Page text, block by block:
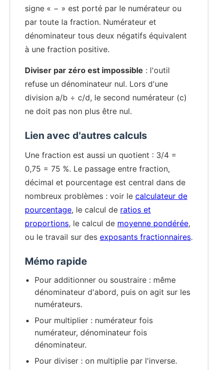
signe « − » est porté par le numérateur ou
par toute la fraction. Numérateur et
dénominateur tous deux négatifs équivalent
à une fraction positive.
Diviser par zéro est impossible : l'outil
refuse un dénominateur nul. Lors d'une
division a/b ÷ c/d, le second numérateur (c)
ne doit pas non plus être nul.
Lien avec d'autres calculs
Une fraction est aussi un quotient : 3/4 =
0,75 = 75 %. Le passage entre fraction,
décimal et pourcentage est central dans de
nombreux problèmes : voir le calculateur de
pourcentage, le calcul de ratios et
proportions, le calcul de moyenne pondérée,
ou le travail sur des exposants fractionnaires.
Mémo rapide
Pour additionner ou soustraire : même
dénominateur d'abord, puis on agit sur les
numérateurs.
Pour multiplier : numérateur fois
numérateur, dénominateur fois
dénominateur.
Pour diviser : on multiplie par l'inverse.